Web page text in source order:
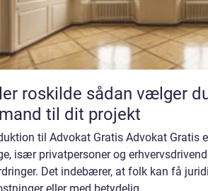
sådan vælger du den rette
til dit projekt
til Advokat Gratis Advokat Gratis
især privatpersoner og
Det indebærer, at folk kan få